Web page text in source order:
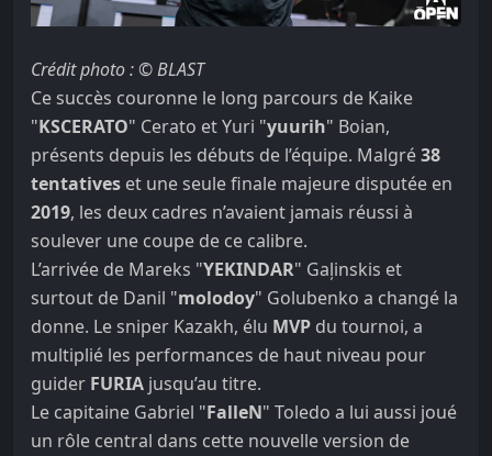
Crédit photo : © BLAST
Ce succès couronne le long parcours de Kaike
"KSCERATO" Cerato et Yuri "yuurih" Boian,
présents depuis les débuts de l’équipe. Malgré38
tentatives et une seule finale majeure disputée en
2019, les deux cadres n’avaient jamais réussi à
soulever une coupe de ce calibre.
L’arrivée de Mareks "YEKINDAR" Gaļinskis et
surtout de Danil "molodoy" Golubenko a changé la
donne. Le sniper Kazakh, élu MVP du tournoi, a
multiplié les performances de haut niveau pour
guider FURIA jusqu’au titre.
Le capitaine Gabriel "FalleN" Toledo a lui aussi joué
un rôle central dans cette nouvelle version de